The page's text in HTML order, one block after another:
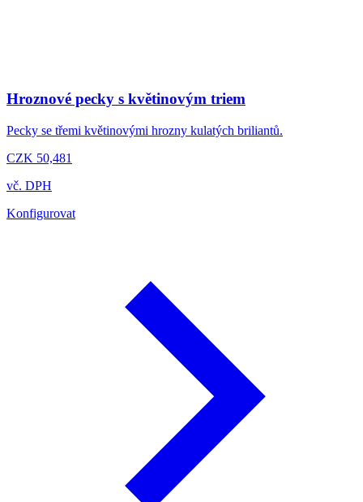
Hroznové pecky s květinovým triem
Pecky se třemi květinovými hrozny kulatých briliantů.
CZK 50,481
vč. DPH
Konfigurovat